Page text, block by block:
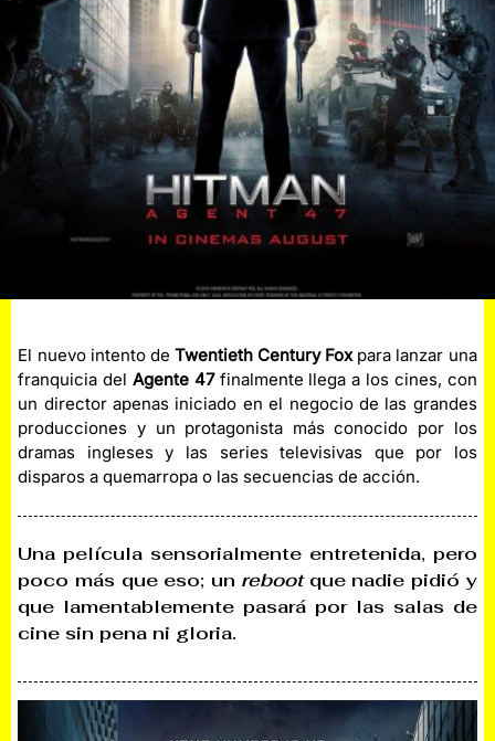
El nuevo intento de Twentieth Century Foxpara lanzar una
franquicia del Agente 47finalmente llega a los cines, con
un director apenas iniciado en el negocio de las grandes
producciones y un protagonista más conocido por los
dramas ingleses y las series televisivas que por los
disparos a quemarropa o las secuencias de acción.
Una película sensorialmente entretenida, pero
poco más que eso; un rebootque nadie pidió y
que lamentablemente pasará por las salas de
cine sin pena ni gloria.